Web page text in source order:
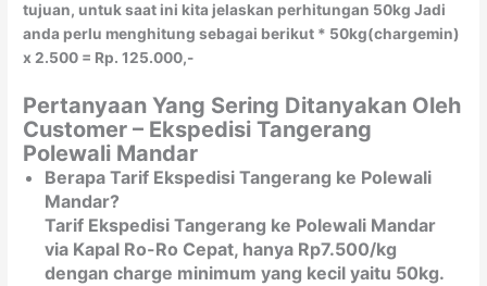
tujuan, untuk saat ini kita jelaskan perhitungan 50kg Jadi
anda perlu menghitung sebagai berikut * 50kg(chargemin)
x 2.500 = Rp. 125.000,-
Pertanyaan Yang Sering Ditanyakan Oleh
Customer – Ekspedisi Tangerang
Polewali Mandar
Berapa Tarif Ekspedisi Tangerang ke Polewali
Mandar?
Tarif Ekspedisi Tangerang ke Polewali Mandar
via Kapal Ro-Ro Cepat, hanya Rp7.500/kg
dengan charge minimum yang kecil yaitu 50kg.